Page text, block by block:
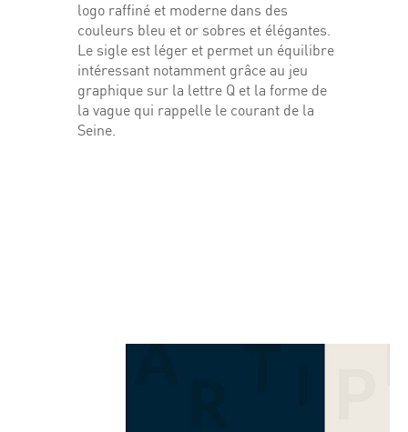
logo raffiné et moderne dans des
couleurs bleu et or sobres et élégantes.
Le sigle est léger et permet un équilibre
intéressant notamment grâce au jeu
graphique sur la lettre Q et la forme de
la vague qui rappelle le courant de la
Seine.